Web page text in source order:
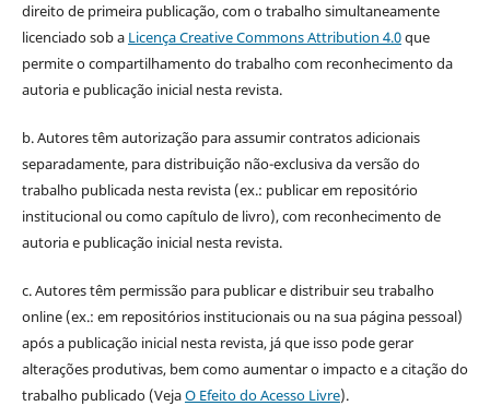
direito de primeira publicação, com o trabalho simultaneamente
licenciado sob a Licença Creative Commons Attribution 4.0que
permite o compartilhamento do trabalho com reconhecimento da
autoria e publicação inicial nesta revista.
b. Autores têm autorização para assumir contratos adicionais
separadamente, para distribuição não-exclusiva da versão do
trabalho publicada nesta revista (ex.: publicar em repositório
institucional ou como capítulo de livro), com reconhecimento de
autoria e publicação inicial nesta revista.
c. Autores têm permissão para publicar e distribuir seu trabalho
online (ex.: em repositórios institucionais ou na sua página pessoal)
após a publicação inicial nesta revista, já que isso pode gerar
alterações produtivas, bem como aumentar o impacto e a citação do
trabalho publicado (VejaO Efeito do Acesso Livre).